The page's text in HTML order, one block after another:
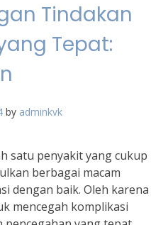
Tindakan
Tepat:
by adminkvk
satu penyakit yang cukup
berbagai macam
dengan baik. Oleh karena
mencegah komplikasi